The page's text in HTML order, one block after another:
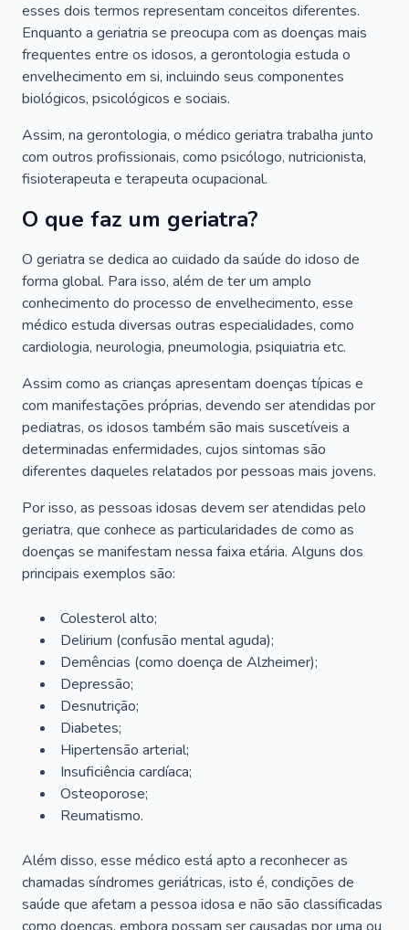
esses dois termos representam conceitos diferentes.
Enquanto a geriatria se preocupa com as doenças mais
frequentes entre os idosos, a gerontologia estuda o
envelhecimento em si, incluindo seus componentes
biológicos, psicológicos e sociais.
Assim, na gerontologia, o médico geriatra trabalha junto
com outros profissionais, como psicólogo, nutricionista,
fisioterapeuta e terapeuta ocupacional.
O que faz um geriatra?
O geriatra se dedica ao cuidado da saúde do idoso de
forma global. Para isso, além de ter um amplo
conhecimento do processo de envelhecimento, esse
médico estuda diversas outras especialidades, como
cardiologia, neurologia, pneumologia, psiquiatria etc.
Assim como as crianças apresentam doenças típicas e
com manifestações próprias, devendo ser atendidas por
pediatras, os idosos também são mais suscetíveis a
determinadas enfermidades, cujos sintomas são
diferentes daqueles relatados por pessoas mais jovens.
Por isso, as pessoas idosas devem ser atendidas pelo
geriatra, que conhece as particularidades de como as
doenças se manifestam nessa faixa etária. Alguns dos
principais exemplos são:
Colesterol alto;
Delirium (confusão mental aguda);
Demências (como doença de Alzheimer);
Depressão;
Desnutrição;
Diabetes;
Hipertensão arterial;
Insuficiência cardíaca;
Osteoporose;
Reumatismo.
Além disso, esse médico está apto a reconhecer as
chamadas síndromes geriátricas, isto é, condições de
saúde que afetam a pessoa idosa e não são classificadas